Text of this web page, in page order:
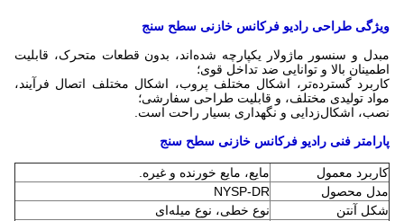
ویژگی طراحی رادیو فرکانس خازنی سطح سنج
مبدل و سنسور ماژولار یکپارچه شده‌اند، بدون قطعات متحرک، قابلیت
اطمینان بالا و توانایی ضد تداخل قوی؛
کاربرد گسترده‌تر، اشکال مختلف پروب، اشکال مختلف اتصال فرآیند،
مواد تولیدی مختلف، و قابلیت طراحی سفارشی؛
نصب، اشکال‌زدایی و نگهداری بسیار راحت است.
پارامتر فنی رادیو فرکانس خازنی سطح سنج
کاربرد معمول
مایع، مایع خورنده و غیره.
مدل محصول
NYSP-DR
شکل آنتن
نوع خطی، نوع میله‌ای